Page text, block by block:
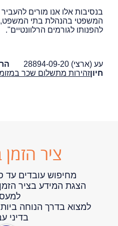
בנסיבות אלו אנו מורים
המשפטי בהנהלת בתי המשפט,
להפנותו לגורמים הרלוונטיים".
עע (ארצי) 28894-09-20‏ ‏
חיון‏זהירות מתשלום שכר
ציר
מחיפוש עובדים עד
הצגת המידע בציר
למצוא בדרך הנוחה
בדיני